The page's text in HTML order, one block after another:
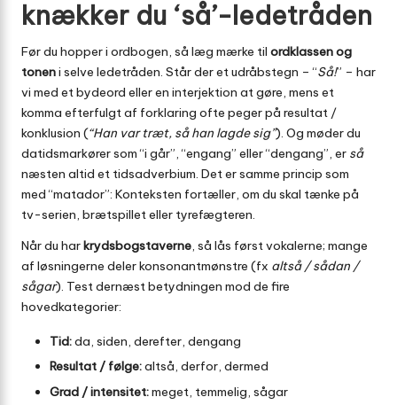
knækker du ‘så’-ledetråden
Før du hopper i ordbogen, så læg mærke til ordklassen og
toneni selve ledetråden. Står der et udråbstegn – “Så!” – har
vi med et bydeord eller en interjektion at gøre, mens et
komma efterfulgt af forklaring ofte peger på resultat /
konklusion (“Han var træt, så han lagde sig”). Og møder du
datidsmarkører som “i går”, “engang” eller “dengang”, er så
næsten altid et tidsadverbium. Det er samme princip som
med “matador”: Konteksten fortæller, om du skal tænke på
tv-serien, brætspillet eller tyrefægteren.
Når du harkrydsbogstaverne, så lås først vokalerne; mange
af løsningerne deler konsonantmønstre (fx altså / sådan /
sågar). Test dernæst betydningen mod de fire
hovedkategorier:
Tid:da, siden, derefter, dengang
Resultat / følge:altså, derfor, dermed
Grad / intensitet:meget, temmelig, sågar